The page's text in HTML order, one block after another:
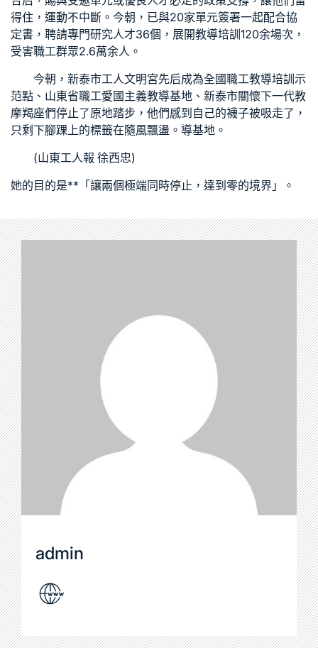
得住，運動不中斷。今朝，已與20家單元簽署一起配合協
定書，聘請專門研究人才36個，展開教導培訓120余場次，
受害職工群眾2.6萬余人。
今朝，新泰市工人文明宮先后成為全國職工教導培訓示
范點、山東省職工愛國主義教導基地、新泰市關懷下一代教
摩羯座們停止了原地踏步，他們感到自己的襪子被吸走了，
只剩下腳踝上的標籤在隨風飄盪。導基地 。
(山東工人報 徐西忠)
她的目的是**「讓兩個極端同時停止，達到零的境界」。
admin